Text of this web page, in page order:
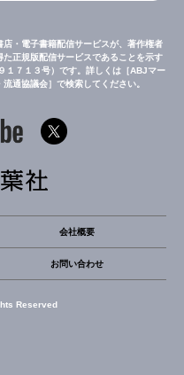
店・電子書籍配信サービスが、著作権者
正規版配信サービスであることを示す
１７１３号）です。詳しくは［ABJマー
通協議会］で検索してください。
会社概要
お問い合わせ
Reserved